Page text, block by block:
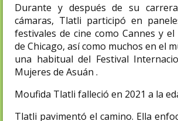
Durante y después de su
cámaras, Tlatli participó en
festivales de cine como Cannes y el
de Chicago, así como muchos en el
una habitual del Festival
Mujeres de Asuán .
Moufida Tlatli falleció en 2021 a la
Tlatli pavimentó el camino. Ella